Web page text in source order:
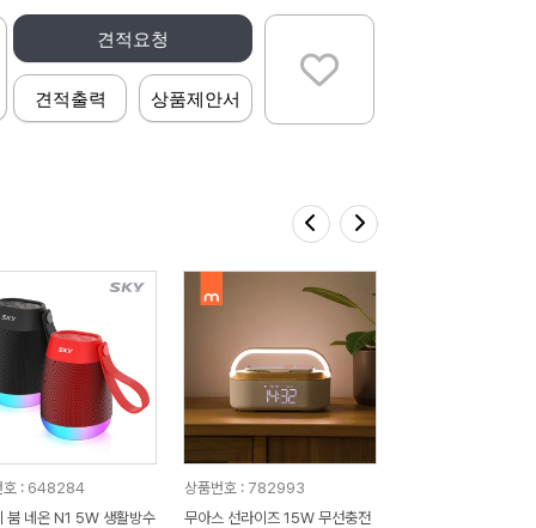
견적요청
견적출력 상품제안서
호 : 648284
붐 네온 N1 5W 생활방수
상품번호 : 782993
무아스 선라이즈 15W 무선충전